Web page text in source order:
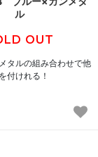
ル
OUT
タルの組み合わせで他
付けれる！